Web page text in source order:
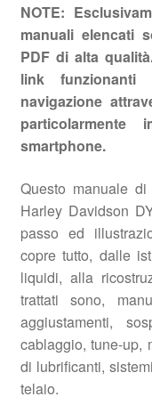
NOTE:
manuali elencati
PDF di alta
link
navigazione
smartphone.
Questo manuale
Harley Davidson
passo ed
copre tutto, dalle
liquidi, alla
trattati sono,
aggiustamenti,
cablaggio, tune-up,
di lubrificanti,
telaio.